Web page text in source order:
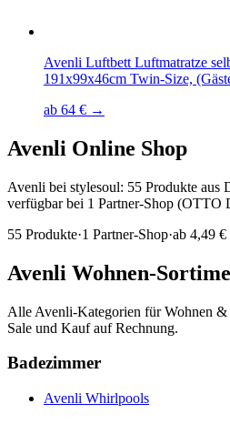
Avenli Luftbett Luftmatratze
191x99x46cm Twin-Size,
beflockter Oberfläche),
ab 64 € →
Avenli Online Shop
Avenli bei stylesoul: 55 Produkte aus
verfügbar bei 1 Partner-Shop (OTTO
55 Produkte·1 Partner-Shop·ab 4,49 €
Avenli Wohnen-
Alle Avenli-Kategorien für Wohnen
Sale und Kauf auf Rechnung.
Badezimmer
Avenli Whirlpools